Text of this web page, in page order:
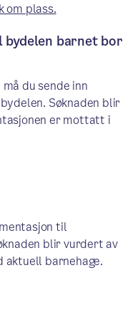
om plass.
bydelen barnet bor
du sende inn
Søknaden blir
er mottatt i
til
blir vurdert av
barnehage.